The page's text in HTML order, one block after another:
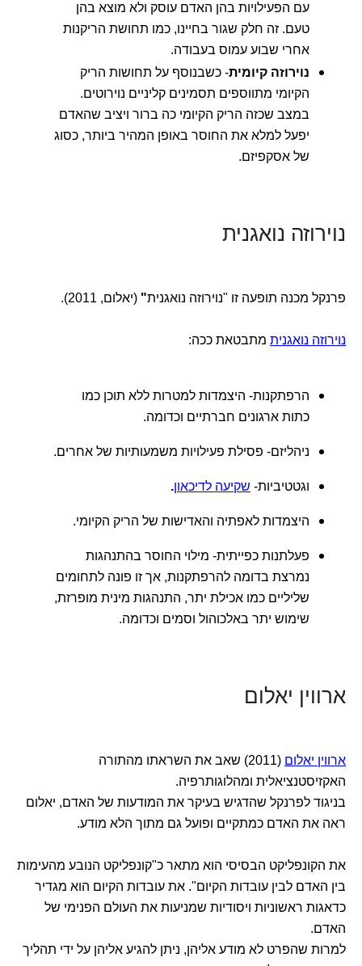
עם הפעילויות בהן האדם עוסק ולא מוצא בהן
טעם. זה חלק שגור בחיינו, כמו תחושת הריקנות
אחרי שבוע עמוס בעבודה.
נוירוזה קיומית- כשבנוסף על תחושות הריק
הקיומי מתווספים תסמינים קליניים נוירוטים.
במצב שכזה הריק הקיומי כה ברור ויציב שהאדם
יפעל למלא את החוסר באופן המהיר ביותר, כסוג
של אסקפיזם.
נוירוזה נואגנית
פרנקל מכנה תופעה זו "נוירוזה נואגנית" (יאלום, 2011).
נוירוזה נואגנית מתבטאת ככה:
הרפתקנות- היצמדות למטרות ללא תוכן כמו
כתות ארגונים חברתיים וכדומה.
ניהליזם- פסילת פעילויות משמעותיות של אחרים.
וגטטיביות- שקיעה לדיכאון.
היצמדות לאפתיה והאדישות של הריק הקיומי.
פעלתנות כפייתית- מילוי החוסר בהתנהגות
נמרצת בדומה להרפתקנות, אך זו פונה לתחומים
שליליים כמו אכילת יתר, התנהגות מינית מופרזת,
שימוש יתר באלכוהול וסמים וכדומה.
ארווין יאלום
ארווין יאלום
(2011) שאב את השראתו מהתורה
האקזיסטנציאלית ומהלוגותרפיה.
בניגוד לפרנקל שהדגיש בעיקר את המודעות של האדם, יאלום
ראה את האדם כמתקיים ופועל גם מתוך הלא מודע.
את הקונפליקט הבסיסי הוא מתאר כ"קונפליקט הנובע מהעימות
בין האדם לבין עובדות הקיום". את עובדות הקיום הוא מגדיר
כדאגות ראשוניות ויסודיות שמניעות את העולם הפנימי של
האדם.
למרות שהפרט לא מודע אליהן, ניתן להגיע אליהן על ידי תהליך